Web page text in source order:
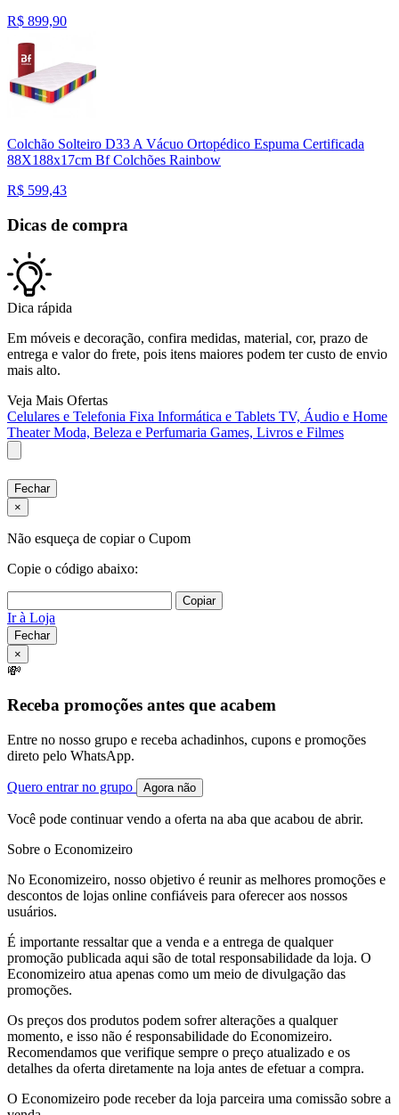
R$ 899,90
Colchão Solteiro D33 A Vácuo Ortopédico Espuma Certificada
88X188x17cm Bf Colchões Rainbow
R$ 599,43
Dicas de compra
Dica rápida
Em móveis e decoração, confira medidas, material, cor, prazo de
entrega e valor do frete, pois itens maiores podem ter custo de envio
mais alto.
Veja Mais Ofertas
Celulares e Telefonia Fixa Informática e Tablets TV, Áudio e Home
TheaterModa, Beleza e Perfumaria Games, Livros e Filmes
Fechar
×
Não esqueça de copiar o Cupom
Copie o código abaixo:
Copiar
Ir à Loja
Fechar
×
💸
Receba promoções antes que acabem
Entre no nosso grupo e receba achadinhos, cupons e promoções
direto pelo WhatsApp.
Quero entrar no grupo Agora não
Você pode continuar vendo a oferta na aba que acabou de abrir.
Sobre o Economizeiro
No Economizeiro, nosso objetivo é reunir as melhores promoções e
descontos de lojas online confiáveis para oferecer aos nossos
usuários.
É importante ressaltar que a venda e a entrega de qualquer
promoção publicada aqui são de total responsabilidade da loja. O
Economizeiro atua apenas como um meio de divulgação das
promoções.
Os preços dos produtos podem sofrer alterações a qualquer
momento, e isso não é responsabilidade do Economizeiro.
Recomendamos que verifique sempre o preço atualizado e os
detalhes da oferta diretamente na loja antes de efetuar a compra.
O Economizeiro pode receber da loja parceira uma comissão sobre a